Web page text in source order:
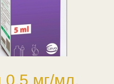
0.5 мг/мл,